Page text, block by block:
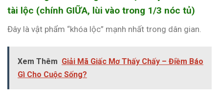
tài lộc (chính GIỮA, lùi vào trong 1/3 nóc tủ)
Đây là vật phẩm “khóa lộc” mạnh nhất trong dân gian.
Xem Thêm Giải Mã Giấc Mơ Thấy Chấy – Điềm Báo
Gì Cho Cuộc Sống?